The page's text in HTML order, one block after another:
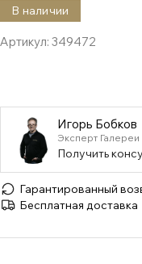
В наличии
Артикул: 349472
Игорь Бобков
Эксперт
Получить
Гарантированный
Бесплатная доставка